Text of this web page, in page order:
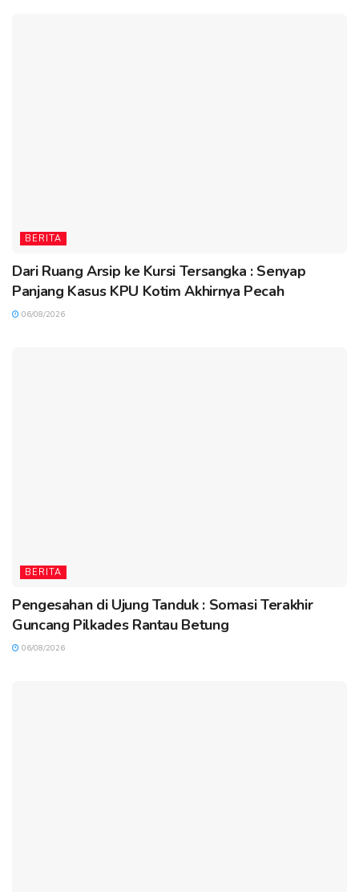
BERITA
Dari Ruang Arsip ke Kursi Tersangka : Senyap
Panjang Kasus KPU Kotim Akhirnya Pecah
06/08/2026
BERITA
Pengesahan di Ujung Tanduk : Somasi Terakhir
Guncang Pilkades Rantau Betung
06/08/2026